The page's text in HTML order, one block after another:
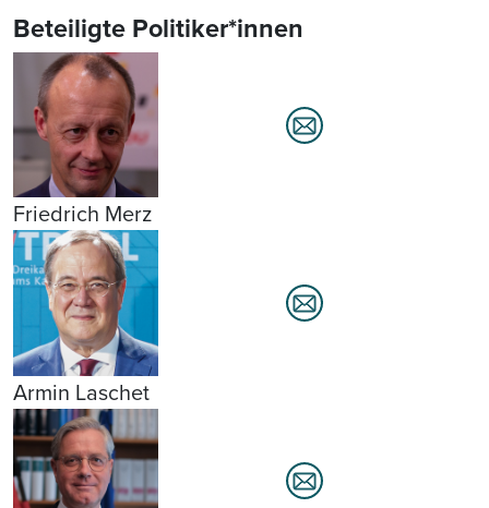
Beteiligte Politiker*innen
Friedrich Merz
Armin Laschet